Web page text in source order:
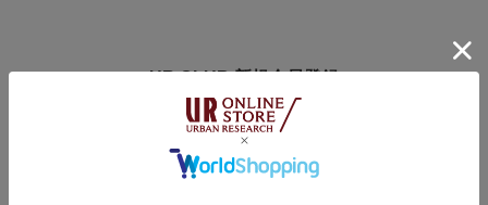
UR CLUB 新規会員登録
アーバンリサーチオンラインストアのログインには
オンラインストア・店舗共通会員サービス「UR CLUB」への登録が必要で
す。